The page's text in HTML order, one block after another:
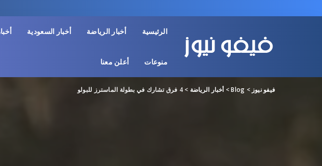
الرئيسية أخبار الرياضة أخبار السعودية
منوعات أعلن معنا
فيفو نيوز >
Blog
> أخبار الرياضة > 4 فرق تشارك في بطولة الماسترز للبولو